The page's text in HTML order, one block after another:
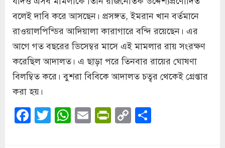
বলেই দাবি করে আসছেন। প্রসঙ্গত, ইমরান খান বর্তমানে
রাওয়ালপিন্ডির আদিয়ালা কারাগারে বন্দি রয়েছেন। এর
আগে গত বছরের ডিসেম্বর মাসে এই মামলার রায় সংরক্ষণ
করেছিল আদালত। এ ছাড়া পরে তিনবার রায়ের ঘোষণা
বিলম্বিত করে। বুশরা বিবিকে আদালত চত্বর থেকেই গ্রেপ্তার
করা হয়।
Facebook
Twitter
WhatsApp
EmailPrintFriendly
Copy
Link